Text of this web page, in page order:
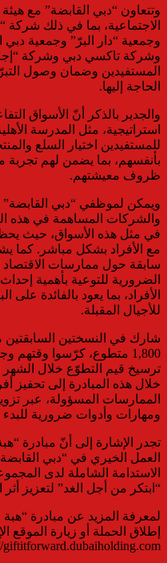
وتتعاون “دبي القابضة” مع
الاجتماعية، بما في ذلك
وجمعية “دار البرّ” وجمعية دبي
وشركة تاكسي دبي وشركة
المستفيدين وضمان وصول
الحاجة إليها.
والجدير بالذكر أنّ الأسواق
استراتيجية، مثل المدرسة
للمستفيدين اختيار السلع
بأنفسهم، بما يضمن لهم
ظروف معيشتهم.
ويمكن لموظفي “دبي
والشركات المساهمة في هذه
في مثل هذه الأسواق، حيث
مع الأفراد بشكل مباشر. كما
سابقة حول ممارسات الاقتصاد
الضرورية للتوعية بأهمية
الأفراد، بما يعود بالفائدة
للأجيال المقبلة.
شارك في النسختين السابقتين
1,800 متطوع، كرّسوا
ترسيخ قيم التطوّع خلال
خلال هذه المبادرة إلى تحفيز
الممارسات المسؤولة، عبر
ومهارات وأدوات ضرورية للبدء
تجدر الإشارة إلى أنّ مبادرة
العمل الخيري في “دبي
الاستدامة الشاملة لدى
“ابتكر من أجل الغد” لتعزيز
لمعرفة المزيد عن مبادرة
إطلاق الحملة أو زيارة الموقع
giftitforward.dubaiholding.com